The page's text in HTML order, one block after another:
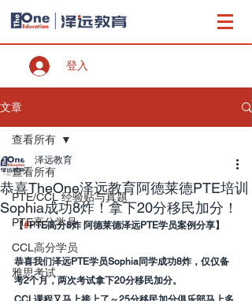
登入
文章
查看所有
PTE/CCL 经验贴与真题
PTE高分学员
CCL高分学员
雅思考试
查看所有
恭喜TheOne泽远教育阿德莱德PTE培训
Sophia成功8炸！拿下20分移民加分！
泽远教育
【#PTE高分8炸 阿德莱德泽远PTE学员案例分享】
恭喜我们泽远PTE学员Sophia同学成功8炸，仅仅备
考2个月，两次考试拿下20分移民加分。